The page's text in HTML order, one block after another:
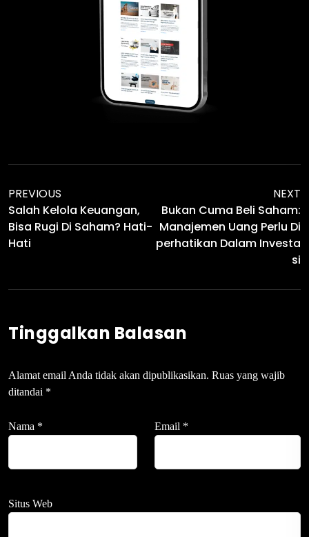
PREVIOUS
Salah Kelola Keuangan,
Bisa Rugi Di Saham? Hati-
Hati
NEXT
Bukan Cuma Beli Saham:
Manajemen Uang Perlu Di
Perhatikan Dalam Investa
Si
Tinggalkan Balasan
Alamat email Anda tidak akan dipublikasikan. Ruas yang wajib
ditandai *
Nama * Email *
Situs Web